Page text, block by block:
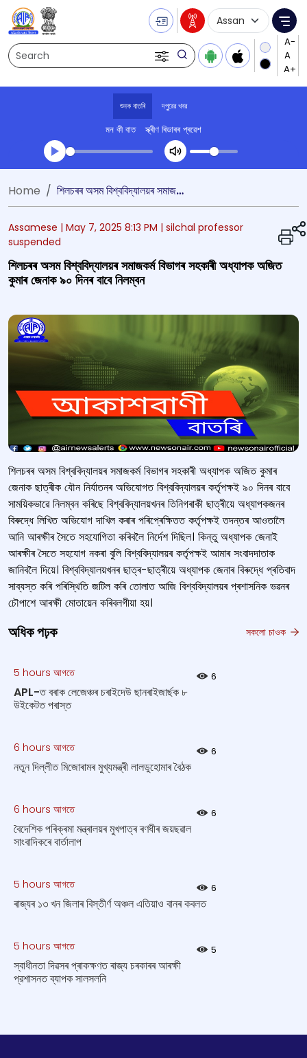
Search
Language
শুনক বাতৰি দপুুরের খবর
মন কী বাত স্ক্ৰীণ ৰিডাৰৰ প্ৰৱেশ
Transcript summary
খেলা অডিঅ' দপুুরের খবর
Home শিলচৰৰ অসম বিশ্ববিদ্যালয়ৰ সমাজকর্ম বিভাগৰ সহকাৰী অধ্যাপক অজিত কুমাৰ জেনাক ৯০ দিনৰ বাবে নিলম্বন
Assamese | May 7, 2025 8:13 PM | silchal professor
suspended
শিলচৰৰ অসম বিশ্ববিদ্যালয়ৰ সমাজকর্ম বিভাগৰ সহকাৰী অধ্যাপক অজিত
কুমাৰ জেনাক ৯০ দিনৰ বাবে নিলম্বন
শিলচৰৰ অসম বিশ্ববিদ্যালয়ৰ সমাজকর্ম বিভাগৰ সহকাৰী অধ্যাপক অজিত কুমাৰ
জেনাক ছাত্ৰীক যৌন নিৰ্যাতনৰ অভিযোগত বিশ্ববিদ্যালয়ৰ কৰ্তৃপক্ষ‍ই ৯০ দিনৰ বাবে
সাময়িকভাৱে নিলম্বন কৰিছে বিশ্ববিদ্যালয়খনৰ তিনিগৰাকী ছাত্ৰীয়ে অধ্যাপকজনৰ
বিৰুদ্ধে লিখিত অভিযোগ দাখিল কৰাৰ পৰিপ্ৰেক্ষিতত কৰ্তৃপক্ষই তদন্তৰ আওতালৈ
আনি আৰক্ষীৰ সৈতে সহযোগিতা কৰিবলৈ নিৰ্দেশ দিছিল। কিন্তু অধ্যাপক জেনাই
আৰক্ষীৰ সৈতে সহযোগ নকৰা বুলি বিশ্ববিদ্যালয়ৰ কৰ্তৃপক্ষই আমাৰ সংবাদদাতাক
জানিবলৈ দিয়ে। বিশ্ববিদ্যালয়খনৰ ছাত্ৰ-ছাত্ৰীয়ে অধ্যাপক জেনাৰ বিৰুদ্ধে প্ৰতিবাদ
সাব্যস্ত কৰি পৰিস্থিতি জটিল কৰি তোলাত আজি বিশ্ববিদ্যালয়ৰ প্ৰশাসনিক ভৱনৰ
চৌপাশে আৰক্ষী মোতায়েন কৰিবলগীয়া হয়।
অধিক পঢ়ক সকলো চাওক
5 hours আগতে 6
APL-ত বৰাক লেজেঞ্চৰ চৰাইদেউ ছানৰাইজাৰ্ছক ৮
উইকেটত পৰাস্ত
6 hours আগতে 6
নতুন দিল্লীত মিজোৰামৰ মুখ্যমন্ত্ৰী লালডুহোমাৰ বৈঠক
6 hours আগতে 6
বৈদেশিক পৰিক্ৰমা মন্ত্ৰালয়ৰ মুখপাত্ৰ ৰণধীৰ জয়ছৱাল
সাংবাদিকৰে বাৰ্তালাপ
5 hours আগতে 6
ৰাজ্যৰ ১৩ খন জিলাৰ বিস্তীর্ণ অঞ্চল এতিয়াও বানৰ কবলত
5 hours আগতে 5
স্বাধীনতা দিৱসৰ প্ৰাকক্ষণত ৰাজ্য চৰকাৰৰ আৰক্ষী
প্রশাসনত ব্যাপক সালসলনি